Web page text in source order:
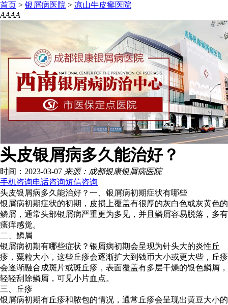
首页 > 银屑病医院 > 凉山牛皮癣医院
AAAA
头皮银屑病多久能治好？
时间：2023-03-07 来源：成都银康银屑病医院
手机咨询电话咨询短信咨询
头皮银屑病多久能治好？一、银屑病初期症状有哪些
银屑病初期症状的初期，皮损上覆盖有很厚的灰白色或灰黄色的
鳞屑，通常头部银屑病严重更为多见，并且鳞屑容易脱落，多有
瘙痒感觉。
二、鳞屑
银屑病初期有哪些症状？银屑病初期会呈现为针头大的炎性丘
疹，粟粒大小，这些丘疹会逐渐扩大到钱币大小或更大些，丘疹
会逐渐融合成斑片或斑丘疹，表面覆盖有多层干燥的银色鳞屑，
轻轻刮除鳞屑，可见小片血点。
三、丘疹
银屑病初期有丘疹和脓包的情况，通常丘疹会呈现出黄豆大小的